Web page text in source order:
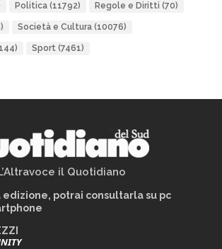
Politica(11792) Regole e Diritti (70)
Società e Cultura(10076)
Sport(7461)
il Quotidiano
potrai consultarla su pc